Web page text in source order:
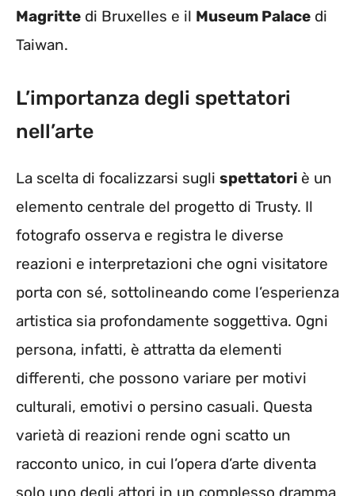
Magritte di Bruxelles e il Museum Palace di
Taiwan.
L’importanza degli spettatori
nell’arte
La scelta di focalizzarsi sugli spettatori è un
elemento centrale del progetto di Trusty. Il
fotografo osserva e registra le diverse
reazioni e interpretazioni che ogni visitatore
porta con sé, sottolineando come l’esperienza
artistica sia profondamente soggettiva. Ogni
persona, infatti, è attratta da elementi
differenti, che possono variare per motivi
culturali, emotivi o persino casuali. Questa
varietà di reazioni rende ogni scatto un
racconto unico, in cui l’opera d’arte diventa